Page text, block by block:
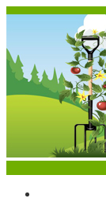
Все о томатах.
Выращивание и